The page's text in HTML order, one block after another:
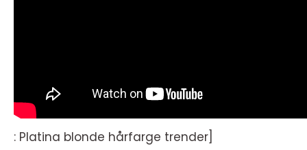
: Platina blonde hårfarge trender]